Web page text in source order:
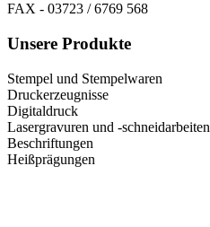
FAX - 03723 / 6769 568
Unsere Produkte
Stempel und Stempelwaren
Druckerzeugnisse
Digitaldruck
Lasergravuren und -schneidarbeiten
Beschriftungen
Heißprägungen